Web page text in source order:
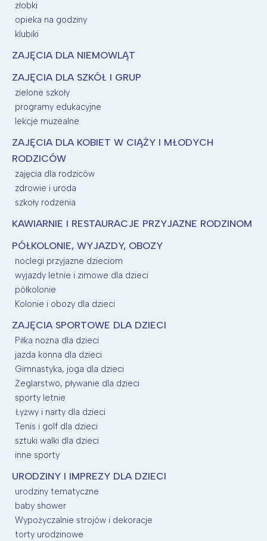
żłobki
opieka na godziny
klubiki
ZAJĘCIA DLA NIEMOWLĄT
ZAJĘCIA DLA SZKÓŁ I GRUP
zielone szkoły
programy edukacyjne
lekcje muzealne
ZAJĘCIA DLA KOBIET W CIĄŻY I MŁODYCH
RODZICÓW
zajęcia dla rodziców
zdrowie i uroda
szkoły rodzenia
KAWIARNIE I RESTAURACJE PRZYJAZNE RODZINOM
PÓŁKOLONIE, WYJAZDY, OBOZY
noclegi przyjazne dzieciom
wyjazdy letnie i zimowe dla dzieci
półkolonie
Kolonie i obozy dla dzieci
ZAJĘCIA SPORTOWE DLA DZIECI
Piłka nożna dla dzieci
jazda konna dla dzieci
Gimnastyka, joga dla dzieci
Żeglarstwo, pływanie dla dzieci
sporty letnie
Łyżwy i narty dla dzieci
Tenis i golf dla dzieci
sztuki walki dla dzieci
inne sporty
URODZINY I IMPREZY DLA DZIECI
urodziny tematyczne
baby shower
Wypożyczalnie strojów i dekoracje
torty urodzinowe